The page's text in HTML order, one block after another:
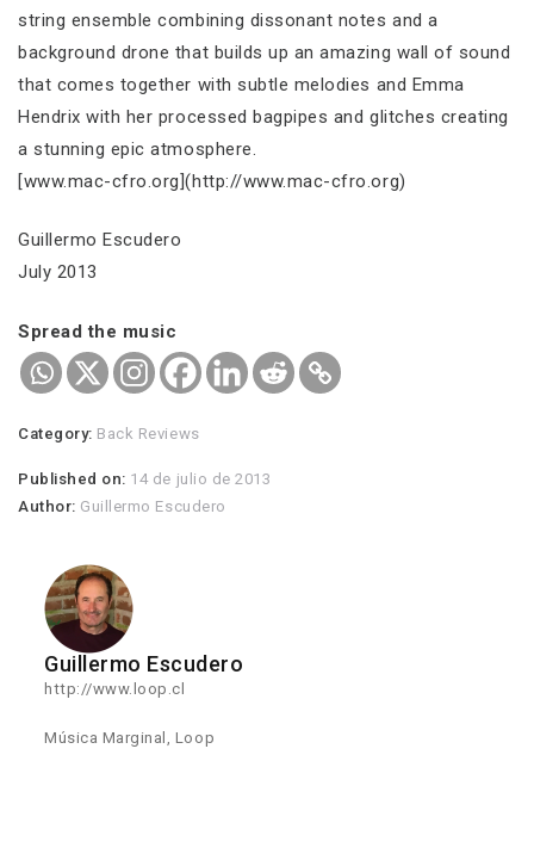
string ensemble combining dissonant notes and a
background drone that builds up an amazing wall of sound
that comes together with subtle melodies and Emma
Hendrix with her processed bagpipes and glitches creating
a stunning epic atmosphere.
[www.mac-cfro.org](http://www.mac-cfro.org)
Guillermo Escudero
July 2013
Spread the music
Category: Back Reviews
Published on: 14 de julio de 2013
Author: Guillermo Escudero
Guillermo Escudero
http://www.loop.cl
Música Marginal, Loop